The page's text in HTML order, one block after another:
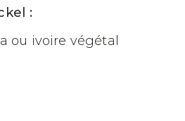
:
ou ivoire végétal